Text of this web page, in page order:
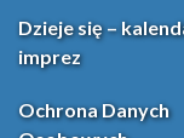
Dzieje się –
imprez
Ochrona Danych